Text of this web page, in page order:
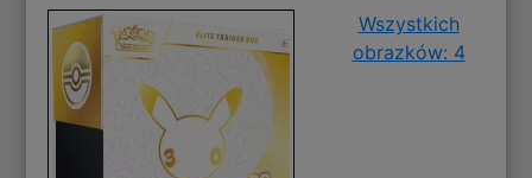
Wszystkich
obrazków: 4